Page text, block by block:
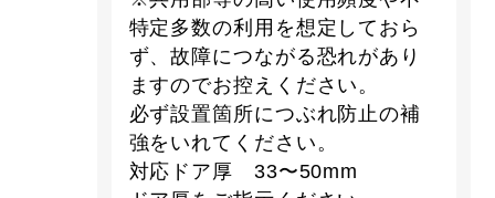
特定多数の利用を想定しておら
ず、故障につながる恐れがあり
ますのでお控えください。
必ず設置箇所につぶれ防止の補
強をいれてください。
対応ドア厚 33〜50mm